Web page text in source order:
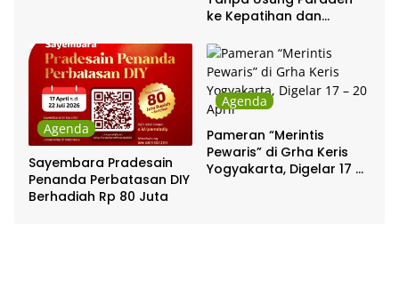
ke Kepatihan dan
Agenda
Sayembara Pradesain
Penanda Perbatasan DIY
Berhadiah Rp 80 Juta
Agenda
Pameran “Merintis
Pewaris” di Grha Keris
Yogyakarta, Digelar 17 –